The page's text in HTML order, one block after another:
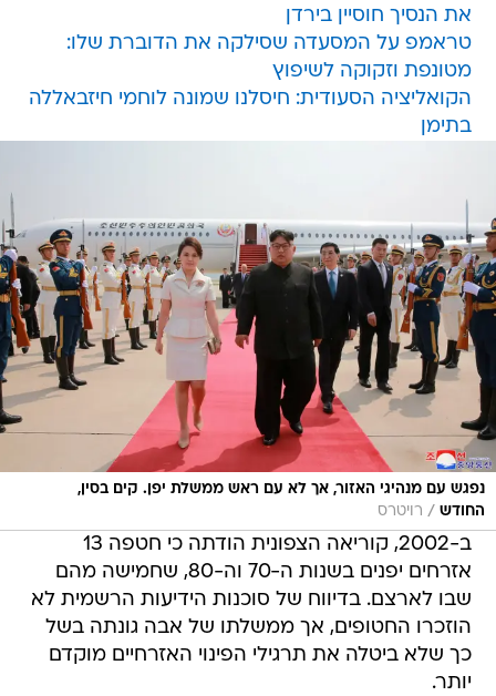
את הנסיך חוסיין בירדן
טראמפ על המסעדה שסילקה את הדוברת שלו:
מטונפת וזקוקה לשיפוץ
הקואליציה הסעודית: חיסלנו שמונה לוחמי חיזבאללה
בתימן
נפגש עם מנהיגי האזור, אך לא עם ראש ממשלת יפן. קים בסין,
החודש / רויטרס
ב-2002, קוריאה הצפונית הודתה כי חטפה 13
אזרחים יפנים בשנות ה-70 וה-80, שחמישה מהם
שבו לארצם. בדיווח של סוכנות הידיעות הרשמית לא
הוזכרו החטופים, אך ממשלתו של אבה גונתה בשל
כך שלא ביטלה את תרגילי הפינוי האזרחיים מוקדם
יותר.